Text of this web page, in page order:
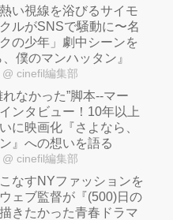
い視線を浴びるサイモ
ルがSNSで騒動に〜名
の少年」劇中シーンを
僕のマンハッタン』
@ cinefil編集部
なかった”脚本--マー
ンタビュー！10年以上
に映画化『さよなら、
』への想いを語る
@ cinefil編集部
なすNYファッションを
ェブ監督が『(500)日の
きたかった青春ドラマ